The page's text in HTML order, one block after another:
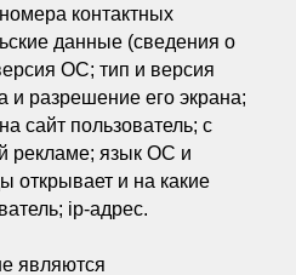
контактных
данные (сведения о
ОС; тип и версия
и разрешение его экрана;
сайт пользователь; с
рекламе; язык ОС и
открывает и на какие
ip-адрес.
являются